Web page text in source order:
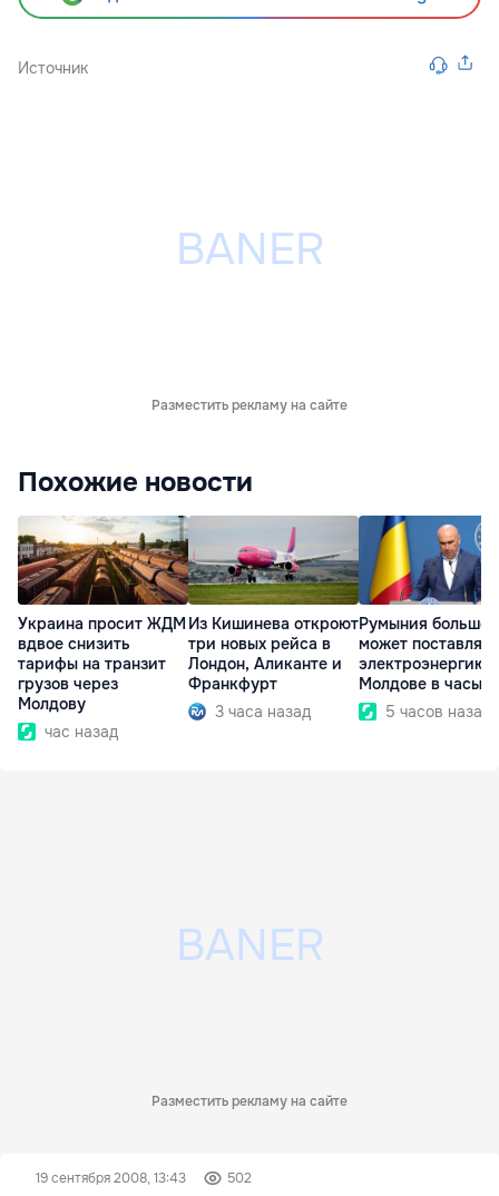
Источник
Разместить рекламу на сайте
Похожие новости
Украина просит ЖДМ
вдвое снизить
тарифы на транзит
грузов через
Молдову
час назад
Из Кишинева откроют
три новых рейса в
Лондон, Аликанте и
Франкфурт
3 часа назад
Румыния больше
может поставлять
электроэнергию
Молдове в часы
5 часов назад
Разместить рекламу на сайте
19 сентября 2008, 13:43 502